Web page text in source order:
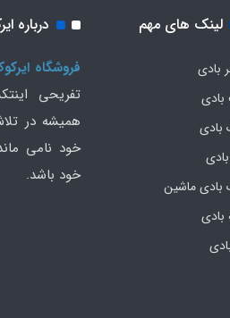
لینک های مهم
بادی
ماشین
بادی
درباره
فروشگاه
تفریحی
همیشه در
خود نامی
خود باشد.